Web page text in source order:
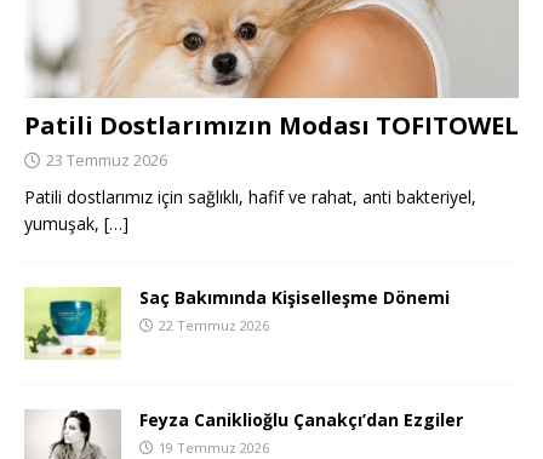
Patili Dostlarımızın Modası TOFITOWEL
23 Temmuz 2026
Patili dostlarımız için sağlıklı, hafif ve rahat, anti bakteriyel,
yumuşak, […]
Saç Bakımında Kişiselleşme Dönemi
22 Temmuz 2026
Feyza Caniklioğlu Çanakçı’dan Ezgiler
19 Temmuz 2026